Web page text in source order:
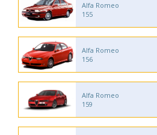
Alfa Romeo
155
Alfa Romeo
156
Alfa Romeo
159